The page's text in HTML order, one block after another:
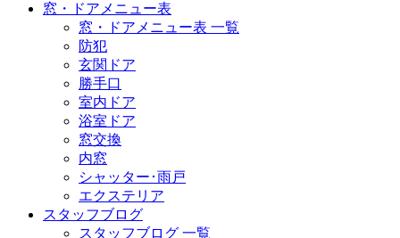
窓・ドアメニュー表
窓・ドアメニュー表 一覧
防犯
玄関ドア
勝手口
室内ドア
浴室ドア
窓交換
内窓
シャッター･雨戸
エクステリア
スタッフブログ
スタッフブログ 一覧